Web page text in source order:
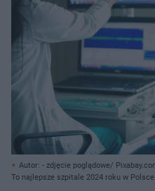
Autor: - zdjęcie poglądowe/
To najlepsze szpitale 2024 roku w